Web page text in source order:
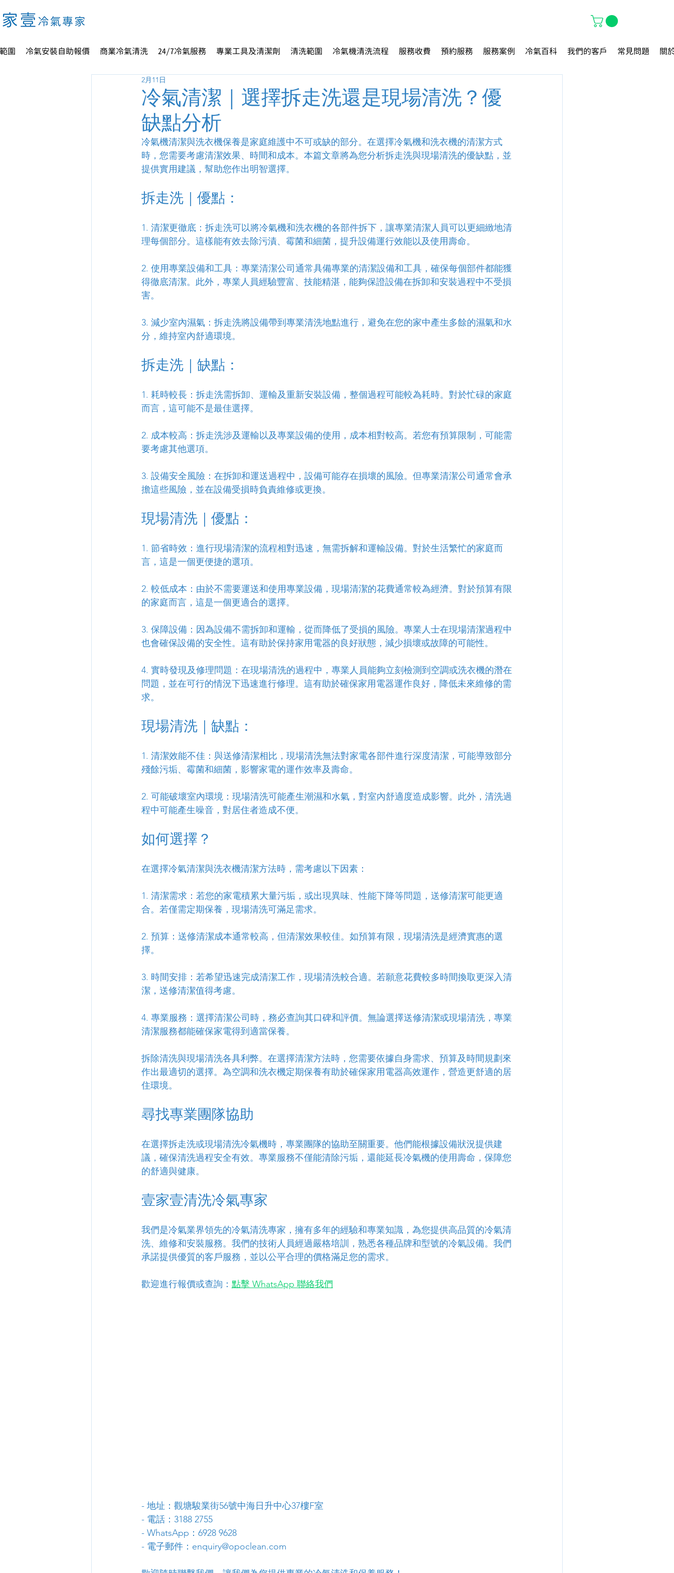
圍 冷氣安裝自助報價 商業冷氣清洗 24/7冷氣服務 專業工具及清潔劑 清洗範圍 冷氣機清洗流程 服務收費 預約服務 服務案例 冷氣百科 我們的客戶 常見問題 關
冷氣清潔｜選擇拆走洗還是現場清洗？優
缺點分析
2月11日
冷氣機清潔與洗衣機保養是家庭維護中不可或缺的部分。在選擇冷氣機和洗衣機的清潔方式
時，您需要考慮清潔效果、時間和成本。本篇文章將為您分析拆走洗與現場清洗的優缺點，並
提供實用建議，幫助您作出明智選擇。
拆走洗｜優點：
1. 清潔更徹底：拆走洗可以將冷氣機和洗衣機的各部件拆下，讓專業清潔人員可以更細緻地清
理每個部分。這樣能有效去除污漬、霉菌和細菌，提升設備運行效能以及使用壽命。
2. 使用專業設備和工具：專業清潔公司通常具備專業的清潔設備和工具，確保每個部件都能獲
得徹底清潔。此外，專業人員經驗豐富、技能精湛，能夠保證設備在拆卸和安裝過程中不受損
害。
3. 減少室內濕氣：拆走洗將設備帶到專業清洗地點進行，避免在您的家中產生多餘的濕氣和水
分，維持室內舒適環境。
拆走洗｜缺點：
1. 耗時較長：拆走洗需拆卸、運輸及重新安裝設備，整個過程可能較為耗時。對於忙碌的家庭
而言，這可能不是最佳選擇。
2. 成本較高：拆走洗涉及運輸以及專業設備的使用，成本相對較高。若您有預算限制，可能需
要考慮其他選項。
3. 設備安全風險：在拆卸和運送過程中，設備可能存在損壞的風險。但專業清潔公司通常會承
擔這些風險，並在設備受損時負責維修或更換。
現場清洗｜優點：
1. 節省時效：進行現場清潔的流程相對迅速，無需拆解和運輸設備。對於生活繁忙的家庭而
言，這是一個更便捷的選項。
2. 較低成本：由於不需要運送和使用專業設備，現場清潔的花費通常較為經濟。對於預算有限
的家庭而言，這是一個更適合的選擇。
3. 保障設備：因為設備不需拆卸和運輸，從而降低了受損的風險。專業人士在現場清潔過程中
也會確保設備的安全性。這有助於保持家用電器的良好狀態，減少損壞或故障的可能性。
4. 實時發現及修理問題：在現場清洗的過程中，專業人員能夠立刻檢測到空調或洗衣機的潛在
問題，並在可行的情況下迅速進行修理。這有助於確保家用電器運作良好，降低未來維修的需
求。
現場清洗｜缺點：
1. 清潔效能不佳：與送修清潔相比，現場清洗無法對家電各部件進行深度清潔，可能導致部分
殘餘污垢、霉菌和細菌，影響家電的運作效率及壽命。
2. 可能破壞室內環境：現場清洗可能產生潮濕和水氣，對室內舒適度造成影響。此外，清洗過
程中可能產生噪音，對居住者造成不便。
如何選擇？
在選擇冷氣清潔與洗衣機清潔方法時，需考慮以下因素：
1. 清潔需求：若您的家電積累大量污垢，或出現異味、性能下降等問題，送修清潔可能更適
合。若僅需定期保養，現場清洗可滿足需求。
2. 預算：送修清潔成本通常較高，但清潔效果較佳。如預算有限，現場清洗是經濟實惠的選
擇。
3. 時間安排：若希望迅速完成清潔工作，現場清洗較合適。若願意花費較多時間換取更深入清
潔，送修清潔值得考慮。
4. 專業服務：選擇清潔公司時，務必查詢其口碑和評價。無論選擇送修清潔或現場清洗，專業
清潔服務都能確保家電得到適當保養。
拆除清洗與現場清洗各具利弊。在選擇清潔方法時，您需要依據自身需求、預算及時間規劃來
作出最適切的選擇。為空調和洗衣機定期保養有助於確保家用電器高效運作，營造更舒適的居
住環境。
尋找專業團隊協助
在選擇拆走洗或現場清洗冷氣機時，專業團隊的協助至關重要。他們能根據設備狀況提供建
議，確保清洗過程安全有效。專業服務不僅能清除污垢，還能延長冷氣機的使用壽命，保障您
的舒適與健康。
壹家壹清洗冷氣專家
我們是冷氣業界領先的冷氣清洗專家，擁有多年的經驗和專業知識，為您提供高品質的冷氣清
洗、維修和安裝服務。我們的技術人員經過嚴格培訓，熟悉各種品牌和型號的冷氣設備。我們
承諾提供優質的客戶服務，並以公平合理的價格滿足您的需求。
歡迎進行報價或查詢： 點擊 WhatsApp 聯絡我們
- 地址：觀塘駿業街56號中海日升中心37樓F室
- 電話：3188 2755
- WhatsApp：6928 9628
- 電子郵件：enquiry@opoclean.com